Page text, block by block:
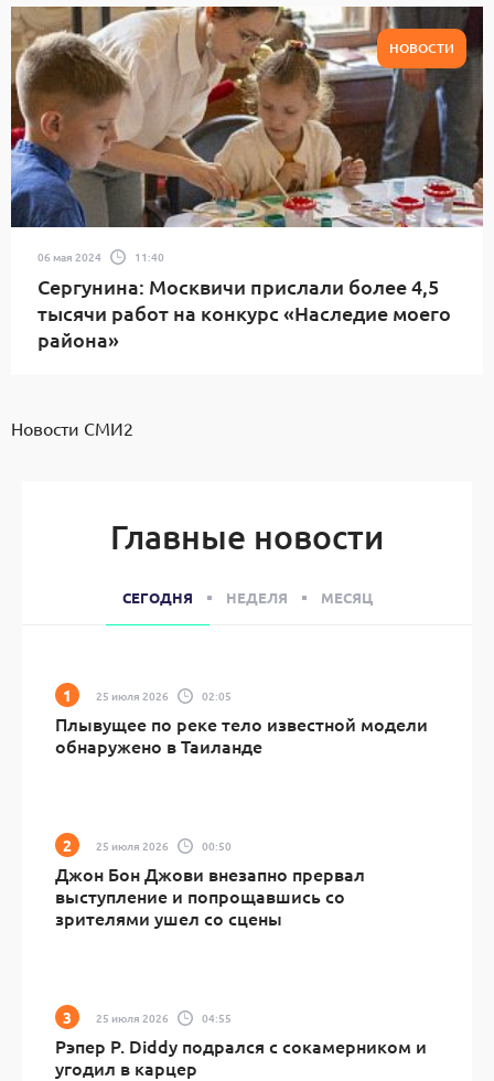
НОВОСТИ
06 мая 2024 11:40
Сергунина: Москвичи прислали более 4,5
тысячи работ на конкурс «Наследие моего
района»
Новости СМИ2
Главные новости
СЕГОДНЯ НЕДЕЛЯ МЕСЯЦ
25 июля 2026 02:05
Плывущее по реке тело известной модели
обнаружено в Таиланде
25 июля 2026 00:50
Джон Бон Джови внезапно прервал
выступление и попрощавшись со
зрителями ушел со сцены
25 июля 2026 04:55
Рэпер P. Diddy подрался с сокамерником и
угодил в карцер